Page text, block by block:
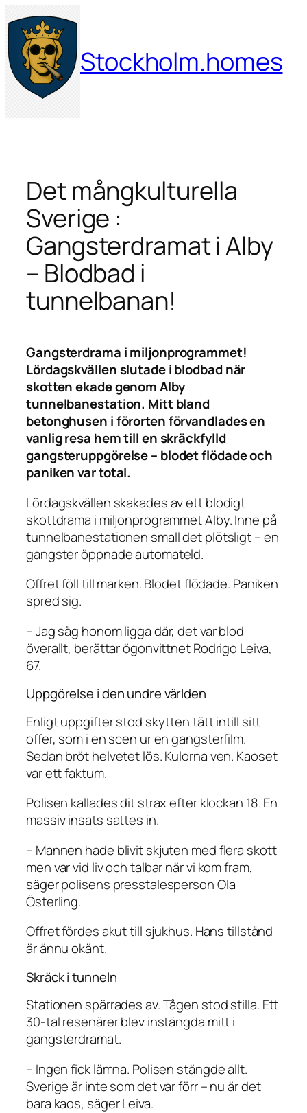
Hoppa
till
innehåll
Stockholm.homes
Det mångkulturella
Sverige :
Gangsterdramat i Alby
– Blodbad i
tunnelbanan!
Gangsterdrama i miljonprogrammet!
Lördagskvällen slutade i blodbad när
skotten ekade genom Alby
tunnelbanestation. Mitt bland
betonghusen i förorten förvandlades en
vanlig resa hem till en skräckfylld
gangsteruppgörelse – blodet flödade och
paniken var total.
Lördagskvällen skakades av ett blodigt
skottdrama i miljonprogrammet Alby. Inne på
tunnelbanestationen small det plötsligt – en
gangster öppnade automateld.
Offret föll till marken. Blodet flödade. Paniken
spred sig.
– Jag såg honom ligga där, det var blod
överallt, berättar ögonvittnet Rodrigo Leiva,
67.
Uppgörelse i den undre världen
Enligt uppgifter stod skytten tätt intill sitt
offer, som i en scen ur en gangsterfilm.
Sedan bröt helvetet lös. Kulorna ven. Kaoset
var ett faktum.
Polisen kallades dit strax efter klockan 18. En
massiv insats sattes in.
– Mannen hade blivit skjuten med flera skott
men var vid liv och talbar när vi kom fram,
säger polisens presstalesperson Ola
Österling.
Offret fördes akut till sjukhus. Hans tillstånd
är ännu okänt.
Skräck i tunneln
Stationen spärrades av. Tågen stod stilla. Ett
30-tal resenärer blev instängda mitt i
gangsterdramat.
– Ingen fick lämna. Polisen stängde allt.
Sverige är inte som det var förr – nu är det
bara kaos, säger Leiva.